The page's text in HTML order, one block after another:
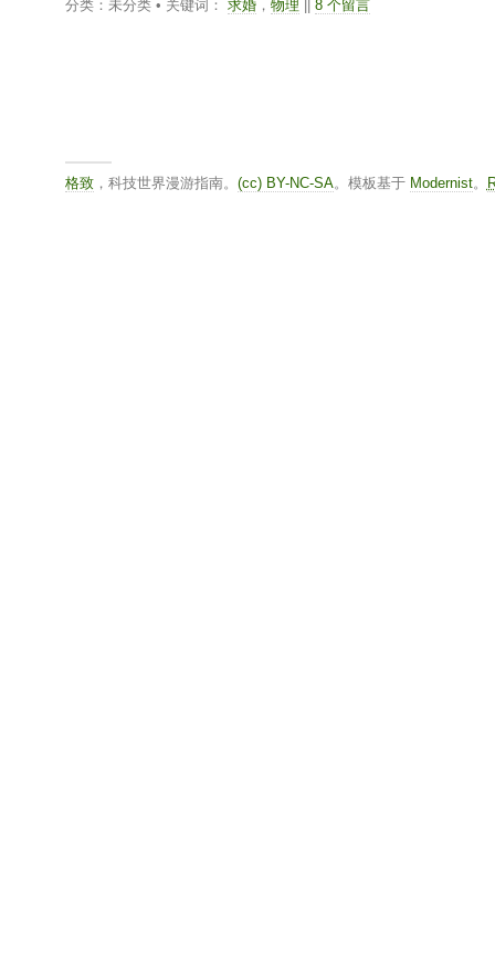
分类：未分类 • 关键词： 求婚， 物理 8 个留言
格致，科技世界漫游指南。 (cc) BY-NC-SA。模板基于 Modernist。